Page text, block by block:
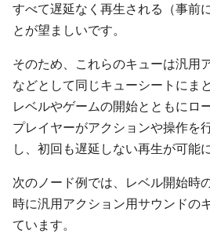
すべて遅延なく再生される（事前
とが望ましいです。
そのため、これらのキューは汎用
などとして同じキューシートにま
レベルやゲームの開始とともにロ
プレイヤーがアクションや操作を
し、初回も遅延しない再生が可能
次のノード例では、レベル開始時
時に汎用アクション用サウンドの
ています。